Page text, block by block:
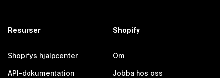
Resurser
Shopifys hjälpcenter
API-dokumentation
Shopify
Om
Jobba hos oss